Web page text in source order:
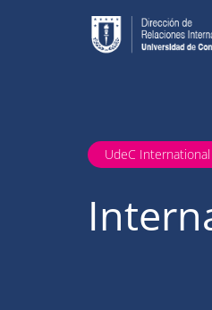
UdeC International